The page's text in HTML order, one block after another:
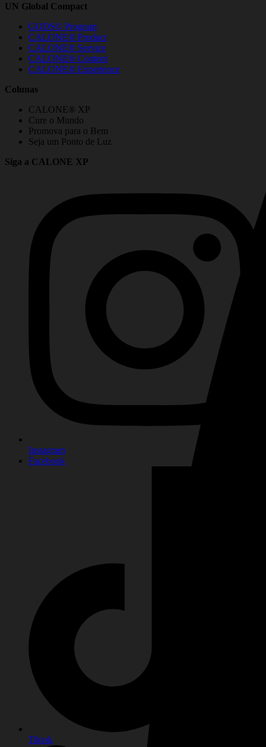
UN Global Compact
GODS© Program
CALONE® Product
CALONE® Service
CALONE® Content
CALONE® Experience
Colunas
CALONE® XP
Cure o Mundo
Promova para o Bem
Seja um Ponto de Luz
Siga a CALONE XP
Instagram
Facebook
Tiktok